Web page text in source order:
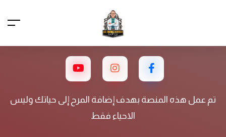
تم عمل هذه المنصة بهدف إضافة المرح إلى حياتك وليس
الاحياء فقط